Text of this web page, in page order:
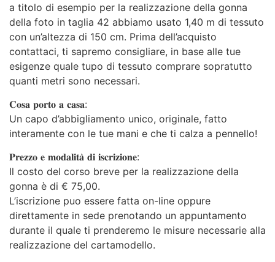
a titolo di esempio per la realizzazione della gonna
della foto in taglia 42 abbiamo usato 1,40 m di tessuto
con un’altezza di 150 cm. Prima dell’acquisto
contattaci, ti sapremo consigliare, in base alle tue
esigenze quale tupo di tessuto comprare sopratutto
quanti metri sono necessari.
𝐂𝐨𝐬𝐚 𝐩𝐨𝐫𝐭𝐨 𝐚 𝐜𝐚𝐬𝐚:
Un capo d’abbigliamento unico, originale, fatto
interamente con le tue mani e che ti calza a pennello!
𝐏𝐫𝐞𝐳𝐳𝐨 𝐞 𝐦𝐨𝐝𝐚𝐥𝐢𝐭𝐚̀ 𝐝𝐢 𝐢𝐬𝐜𝐫𝐢𝐳𝐢𝐨𝐧𝐞:
Il costo del corso breve per la realizzazione della
gonna è di € 75,00.
L’iscrizione puo essere fatta on-line oppure
direttamente in sede prenotando un appuntamento
durante il quale ti prenderemo le misure necessarie alla
realizzazione del cartamodello.